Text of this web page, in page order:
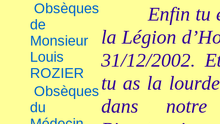
Obsèques
de
Monsieur
Louis
ROZIER
Obsèques
du
Enfin tu
la Légion
31/12/2002.
tu as la
dans notre